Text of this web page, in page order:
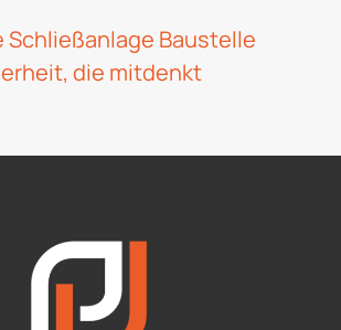
Schließanlage Baustelle
die mitdenkt